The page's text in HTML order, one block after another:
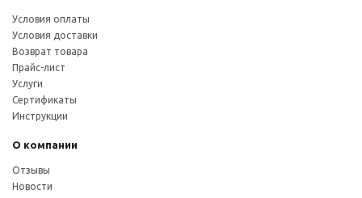
Условия оплаты
Условия доставки
Возврат товара
Прайс-лист
Услуги
Сертификаты
Инструкции
О компании
Отзывы
Новости